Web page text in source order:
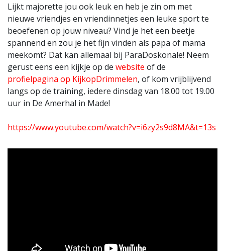
Lijkt majorette jou ook leuk en heb je zin om met
nieuwe vriendjes en vriendinnetjes een leuke sport te
beoefenen op jouw niveau? Vind je het een beetje
spannend en zou je het fijn vinden als papa of mama
meekomt? Dat kan allemaal bij ParaDoskonale! Neem
gerust eens een kijkje op de website of de
profielpagina op KijkopDrimmelen, of kom vrijblijvend
langs op de training, iedere dinsdag van 18.00 tot 19.00
uur in De Amerhal in Made!
https://www.youtube.com/watch?v=i6zy2s9d8MA&t=13s